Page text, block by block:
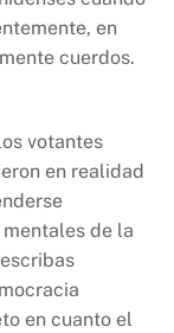
en
cuerdos.
votantes
en realidad
de la
en cuanto el